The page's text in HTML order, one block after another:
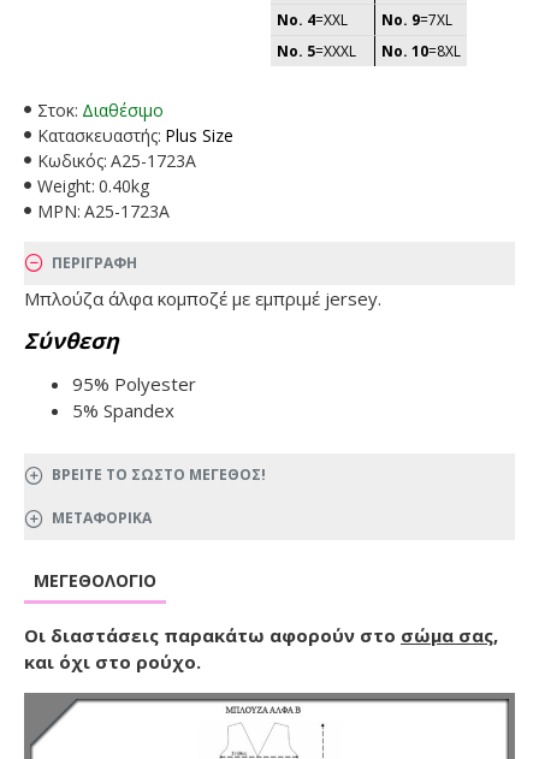
Στοκ: Διαθέσιμο
Κατασκευαστής: Plus Size
Κωδικός: A25-1723A
Weight: 0.40kg
MPN: A25-1723A
No. 4=XXL No. 9=7XL
No. 5=XXXL No. 10=8XL
ΠΕΡΙΓΡΑΦΗ
Μπλούζα άλφα κομποζέ με εμπριμέ jersey.
Σύνθεση
95% Polyester
5% Spandex
ΒΡΕΙΤΕ ΤΟ ΣΩΣΤΟ ΜΕΓΕΘΟΣ!
ΜΕΤΑΦΟΡΙΚΑ
ΜΕΓΕΘΟΛΌΓΙΟ
Οι διαστάσεις παρακάτω αφορούν στο σώμα σας,
και όχι στο ρούχο.